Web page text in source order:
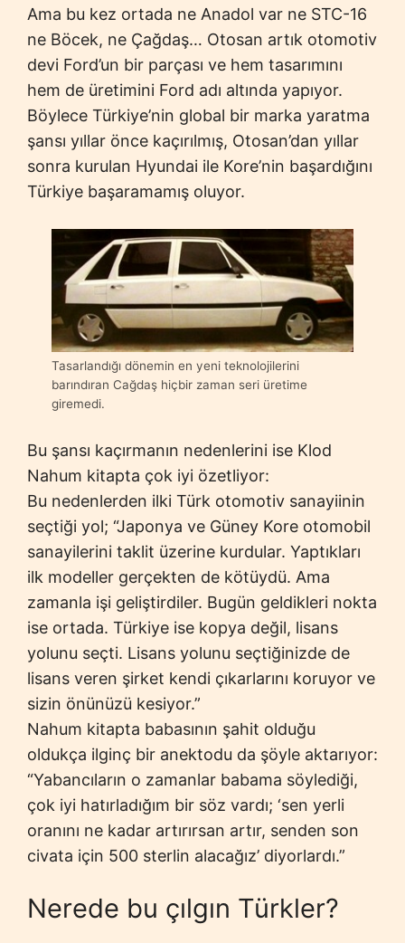
Ama bu kez ortada ne Anadol var ne STC-16
ne Böcek, ne Çağdaş… Otosan artık otomotiv
devi Ford’un bir parçası ve hem tasarımını
hem de üretimini Ford adı altında yapıyor.
Böylece Türkiye’nin global bir marka yaratma
şansı yıllar önce kaçırılmış, Otosan’dan yıllar
sonra kurulan Hyundai ile Kore’nin başardığını
Türkiye başaramamış oluyor.
Tasarlandığı dönemin en yeni teknolojilerini
barındıran Cağdaş hiçbir zaman seri üretime
giremedi.
Bu şansı kaçırmanın nedenlerini ise Klod
Nahum kitapta çok iyi özetliyor:
Bu nedenlerden ilki Türk otomotiv sanayiinin
seçtiği yol; “Japonya ve Güney Kore otomobil
sanayilerini taklit üzerine kurdular. Yaptıkları
ilk modeller gerçekten de kötüydü. Ama
zamanla işi geliştirdiler. Bugün geldikleri nokta
ise ortada. Türkiye ise kopya değil, lisans
yolunu seçti. Lisans yolunu seçtiğinizde de
lisans veren şirket kendi çıkarlarını koruyor ve
sizin önünüzü kesiyor.”
Nahum kitapta babasının şahit olduğu
oldukça ilginç bir anektodu da şöyle aktarıyor:
“Yabancıların o zamanlar babama söylediği,
çok iyi hatırladığım bir söz vardı; ‘sen yerli
oranını ne kadar artırırsan artır, senden son
civata için 500 sterlin alacağız’ diyorlardı.”
Nerede bu çılgın Türkler?